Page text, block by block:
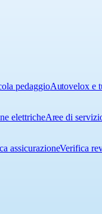
pedaggioAutovelox e
elettricheAree di
assicurazioneVerifica